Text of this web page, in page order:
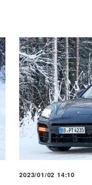
2023/01/02 14:10